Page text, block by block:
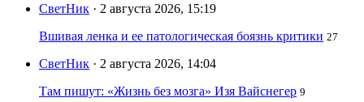
СветНик · 2 августа 2026, 15:19
Вшивая ленка и ее патологическая боязнь критики 27
СветНик · 2 августа 2026, 14:04
Там пишут: «Жизнь без мозга» Изя Вайснегер 9